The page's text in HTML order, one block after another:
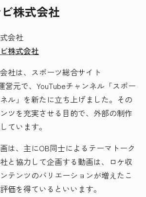
株式会社
株式会社
社は、スポーツ総合サイト
営元で、YouTubeチャンネル「スポー
ル」を新たに立ち上げました。その
ツを充実させる目的で、外部の制作
ています。
は、主にOB同士によるテーマトーク
と協力して企画する動画は、ロケ収
テンツのバリエーションが増えたこ
価を得ているといいます。